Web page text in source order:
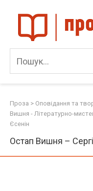
content
Проза > Оповідання та
Вишня - Літературно-
Єсенін
Остап Вишня –